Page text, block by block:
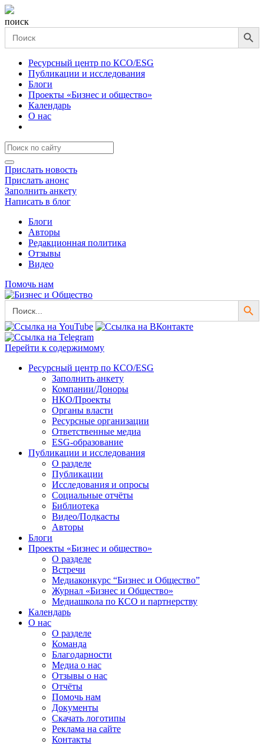
поиск
Search
for:
Search Button
Ресурсный центр по КСО/ESG
Публикации и исследования
Блоги
Проекты «Бизнес и общество»
Календарь
О нас
Прислать новость
Прислать анонс
Заполнить анкету
Написать в блог
Блоги
Авторы
Редакционная политика
Отзывы
Видео
Помочь нам
Search
for:
Search Button
Перейти к содержимому
Ресурсный центр по КСО/ESG
Заполнить анкету
Компании/Доноры
НКО/Проекты
Органы власти
Ресурсные организации
Ответственные медиа
ESG-образование
Публикации и исследования
О разделе
Публикации
Исследования и опросы
Социальные отчёты
Библиотека
Видео/Подкасты
Авторы
Блоги
Проекты «Бизнес и общество»
О разделе
Встречи
Медиаконкурс “Бизнес и Общество”
Журнал «Бизнес и Общество»
Медиашкола по КСО и партнерству
Календарь
О нас
О разделе
Команда
Благодарности
Медиа о нас
Отзывы о нас
Отчёты
Помочь нам
Документы
Скачать логотипы
Реклама на сайте
Контакты